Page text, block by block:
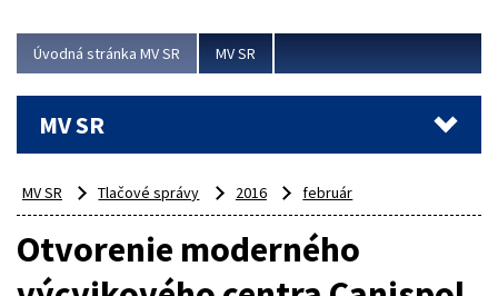
Úvodná stránka MV SR MV SR
MV SR
MV SR Tlačové správy 2016 február
Otvorenie moderného